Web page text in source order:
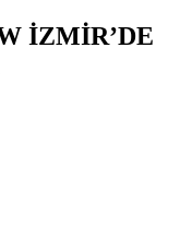
İZMİR’DE